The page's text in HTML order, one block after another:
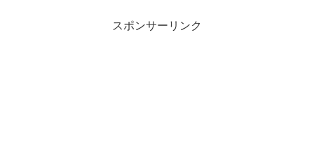
スポンサーリンク